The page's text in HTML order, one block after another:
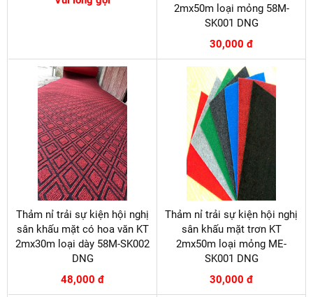
2mx50m loại mỏng 58M-
SK001 DNG
30,000 đ
Thảm nỉ trải sự kiện hội nghị
sân khấu mặt có hoa văn KT
2mx30m loại dày 58M-SK002
DNG
48,000 đ
Thảm nỉ trải sự kiện hội nghị
sân khấu mặt trơn KT
2mx50m loại mỏng ME-
SK001 DNG
30,000 đ